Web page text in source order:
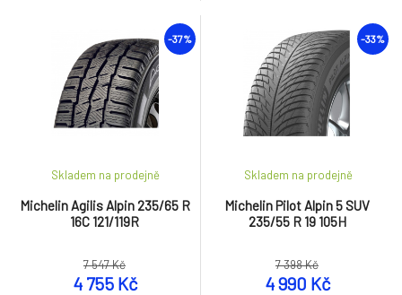
-37%
Michelin Agilis Alpin 235/65 R
16C 121/119R
Skladem na prodejně
7 547 Kč
4 755 Kč
-33%
Michelin Pilot Alpin 5 SUV
235/55 R 19 105H
Skladem na prodejně
7 398 Kč
4 990 Kč